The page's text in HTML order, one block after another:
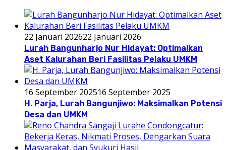
22 Januari 202622 Januari 2026
Lurah Bangunharjo Nur Hidayat: Optimalkan
Aset Kalurahan Beri Fasilitas Pelaku UMKM
16 September 202516 September 2025
H. Parja, Lurah Bangunjiwo: Maksimalkan Potensi
Desa dan UMKM